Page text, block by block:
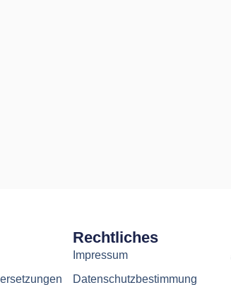
Rechtliches
Impressum
Datenschutzbestimmung